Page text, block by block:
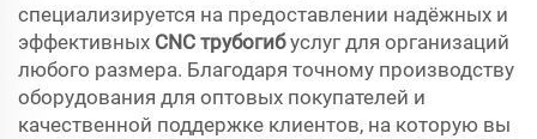
специализируется на предоставлении надёжных и
эффективных CNC трубогибуслуг для организаций
любого размера. Благодаря точному производству
оборудования для оптовых покупателей и
качественной поддержке клиентов, на которую вы